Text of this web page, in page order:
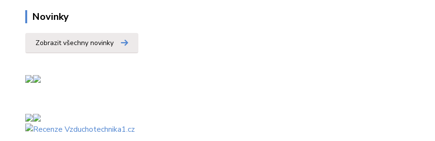
Novinky
Zobrazit všechny novinky